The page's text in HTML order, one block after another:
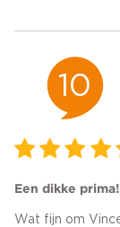
10
Een dikke prima!
Wat fijn om